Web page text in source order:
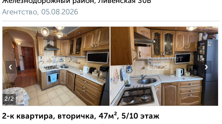
Агентство, 05.08.2026
2/2
‹ ›
2-к квартира, вторичка, 47м², 5/10 этаж